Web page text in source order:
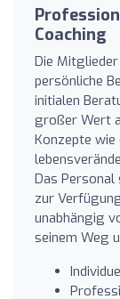
Coaching
Die
persönliche
initialen
großer Wert
Konzepte wie
Das
zur
unabhängig
seinem Weg